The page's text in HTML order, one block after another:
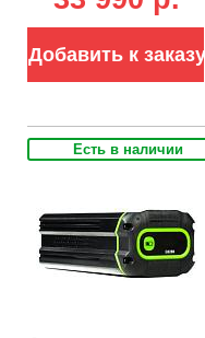
Добавить к заказу
Есть в наличии